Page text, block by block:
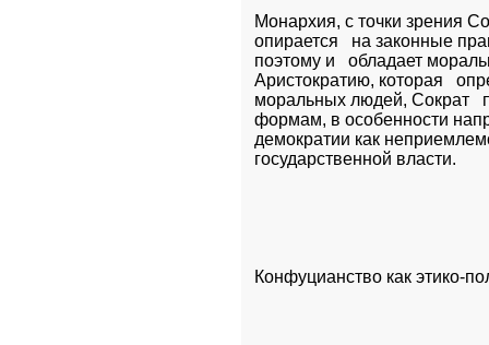
Монархия, с точки зрения
опирается   на законные
поэтому и   обладает
Аристократию, которая
моральных людей, Сократ
формам, в особенности
демократии как
государственной власти.
Конфуцианство как этико-